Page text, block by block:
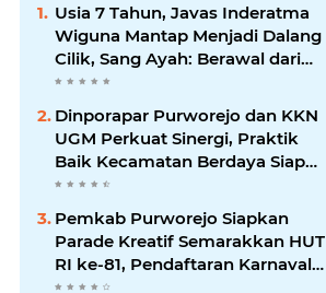
Usia 7 Tahun, Javas Inderatma
Wiguna Mantap Menjadi Dalang
Cilik, Sang Ayah: Berawal dari
Menonton Wayang di YouTube
Dinporapar Purworejo dan KKN
UGM Perkuat Sinergi, Praktik
Baik Kecamatan Berdaya Siap
Direplikasi
Pemkab Purworejo Siapkan
Parade Kreatif Semarakkan HUT
RI ke-81, Pendaftaran Karnaval
Resmi Dibuka